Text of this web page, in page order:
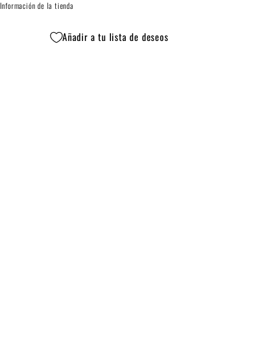
Información de la tienda
Añadir a tu lista de deseos